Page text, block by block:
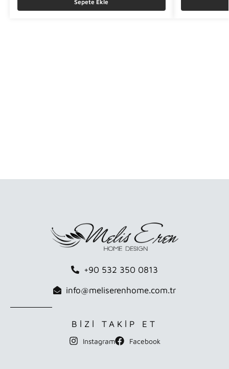
Sepete Ekle
+90 532 350 0813
info@meliserenhome.com.tr
BİZİ TAKİP ET
Instagram Facebook